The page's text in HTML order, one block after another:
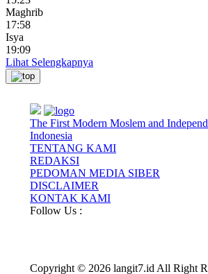
Maghrib
17:58
Isya
19:09
Lihat Selengkapnya
The First Modern Moslem and
Indonesia
TENTANG KAMI
REDAKSI
PEDOMAN MEDIA SIBER
DISCLAIMER
KONTAK KAMI
Follow Us :
Copyright © 2026 langit7.id All Right